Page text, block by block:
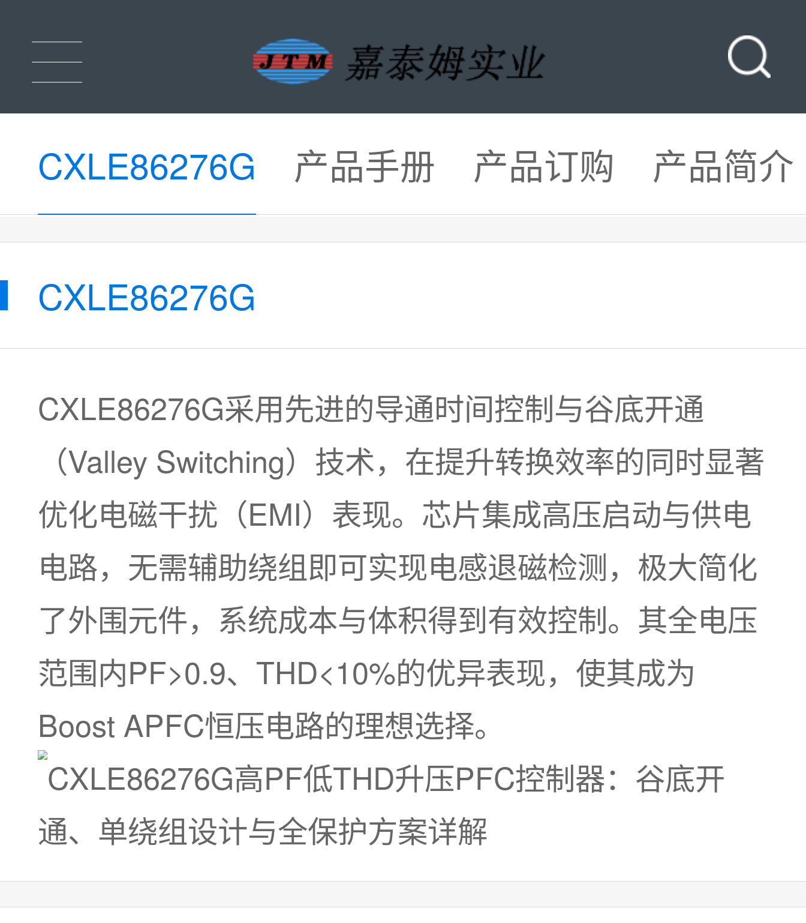
CXLE86276G 产品手册 产品订购 产品简介
CXLE86276G
CXLE86276G采用先进的导通时间控制与谷底开通
（Valley Switching）技术，在提升转换效率的同时显著
优化电磁干扰（EMI）表现。芯片集成高压启动与供电
电路，无需辅助绕组即可实现电感退磁检测，极大简化
了外围元件，系统成本与体积得到有效控制。其全电压
范围内PF>0.9、THD<10%的优异表现，使其成为
Boost APFC恒压电路的理想选择。